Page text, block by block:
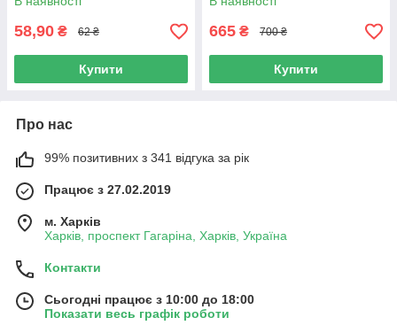
58,90 ₴ 62 ₴
Купити
665 ₴ 700 ₴
Купити
Про нас
99% позитивних з 341 відгука за рік
Працює з 27.02.2019
м. Харків
Харків, проспект Гагаріна, Харків, Україна
Контакти
Сьогодні працює з 10:00 до 18:00
Показати весь графік роботи